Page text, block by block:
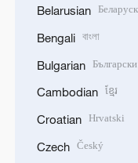
Belarusian
Bengali বাংলা
Bulgarian Български
Cambodian ខ្មែរ
Croatian Hrvatski
Czech Český